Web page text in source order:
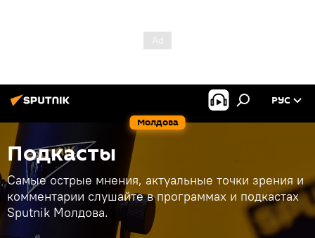
Молдова
РУС
Подкасты
Самые острые мнения, актуальные точки зрения и
комментарии слушайте в программах и подкастах
Sputnik Молдова.